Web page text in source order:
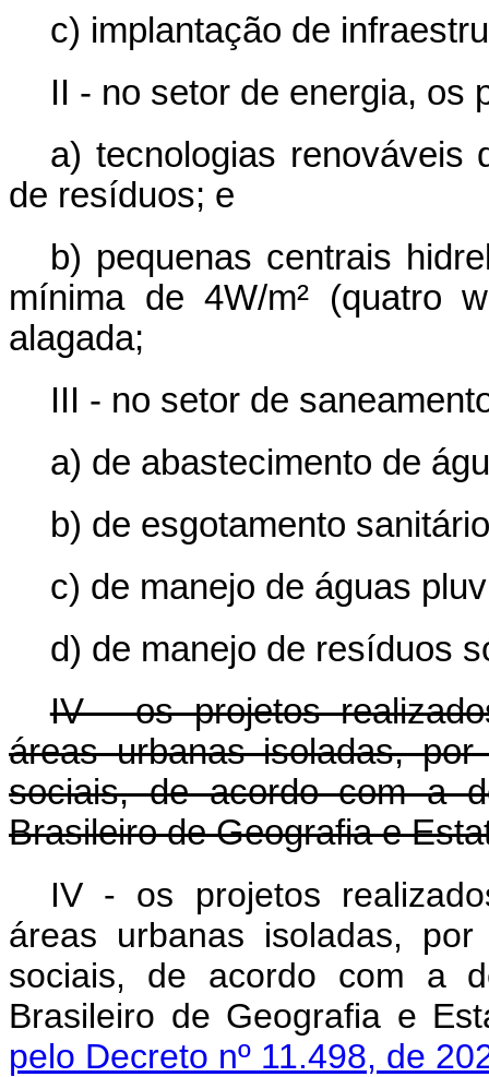
c) implantação de
II - no setor de energia, os
a) tecnologias renováveis
de resíduos; e
b) pequenas centrais
mínima de 4W/m² (quatro
alagada;
III - no setor de
a) de abastecimento de
b) de esgotamento
c) de manejo de águas
d) de manejo de resíduos
IV - os projetos
áreas urbanas isoladas,
sociais, de acordo com a
Brasileiro de Geografia e
IV - os projetos
áreas urbanas isoladas,
sociais, de acordo com a
Brasileiro de Geografia e
pelo Decreto nº 11.498, de